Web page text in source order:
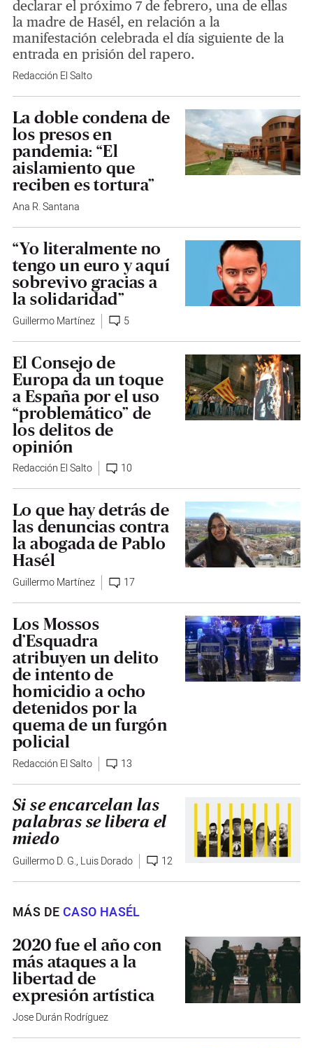
declarar el próximo 7 de febrero, una de ellas
la madre de Hasél, en relación a la
manifestación celebrada el día siguiente de la
entrada en prisión del rapero.
Redacción El Salto
La doble condena de
los presos en
pandemia: “El
aislamiento que
reciben es tortura”
Ana R. Santana
“Yo literalmente no
tengo un euro y aquí
sobrevivo gracias a
la solidaridad”
Guillermo Martínez 5
El Consejo de
Europa da un toque
a España por el uso
“problemático” de
los delitos de
opinión
Redacción El Salto 10
Lo que hay detrás de
las denuncias contra
la abogada de Pablo
Hasél
Guillermo Martínez 17
Los Mossos
d’Esquadra
atribuyen un delito
de intento de
homicidio a ocho
detenidos por la
quema de un furgón
policial
Redacción El Salto 13
Si se encarcelan las
palabras se libera el
miedo
Guillermo D. G., Luis Dorado 12
MÁS DECASO HASÉL
2020 fue el año con
más ataques a la
libertad de
expresión artística
Jose Durán Rodríguez